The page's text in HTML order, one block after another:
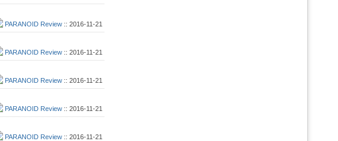
PARANOID Review :: 2016-11-21
PARANOID Review :: 2016-11-21
PARANOID Review :: 2016-11-21
PARANOID Review :: 2016-11-21
PARANOID Review :: 2016-11-21